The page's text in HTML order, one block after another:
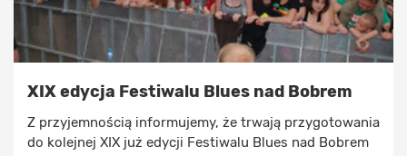
XIX edycja Festiwalu Blues nad Bobrem
Z przyjemnością informujemy, że trwają przygotowania
do kolejnej XIX już edycji Festiwalu Blues nad Bobrem